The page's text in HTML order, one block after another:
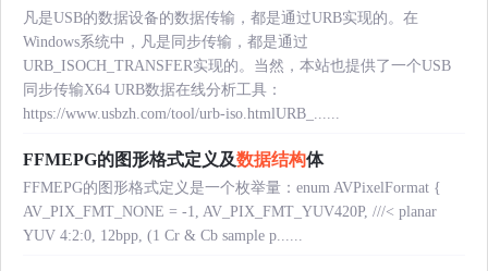
凡是USB的数据设备的数据传输，都是通过URB实现的。在
Windows系统中，凡是同步传输，都是通过
URB_ISOCH_TRANSFER实现的。当然，本站也提供了一个USB
同步传输X64 URB数据在线分析工具：
https://www.usbzh.com/tool/urb-iso.htmlURB_......
FFMEPG的图形格式定义及数据结构体
FFMEPG的图形格式定义是一个枚举量：enum AVPixelFormat {
AV_PIX_FMT_NONE = -1, AV_PIX_FMT_YUV420P, ///< planar
YUV 4:2:0, 12bpp, (1 Cr & Cb sample p......